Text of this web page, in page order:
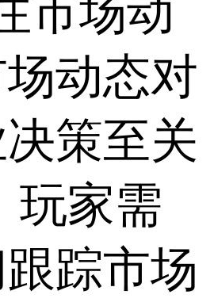
市场动
动态对
策至关
玩家需
踪市场